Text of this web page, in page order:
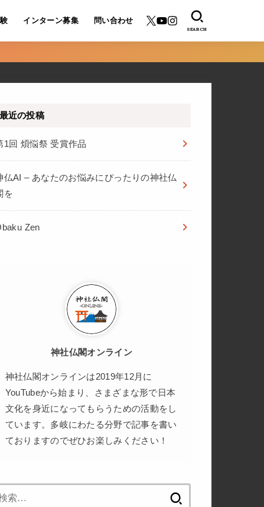
インターン募集 問い合わせ
SEARCH
最近の投稿
1回 煩悩祭 受賞作品
仏AI – あなたのお悩みにぴったりの神社仏
を
Zen
神社仏閣オンライン
神社仏閣オンラインは2019年12月に
YouTubeから始まり、さまざまな形で日本
文化を身近になってもらうための活動をし
ています。多岐にわたる分野で記事を書い
ておりますのでぜひお楽しみください！